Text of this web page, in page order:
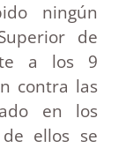
ningún
de
a los 9
contra las
en los
ellos se